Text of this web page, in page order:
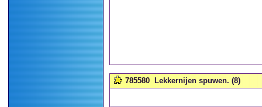
785580 Lekkernijen spuwen. (8)